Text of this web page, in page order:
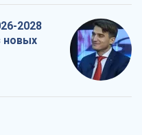
2028
новых